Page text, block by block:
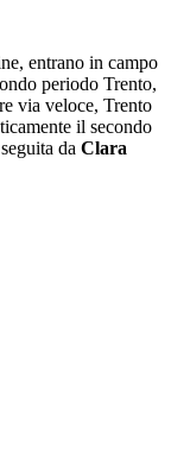
entrano in campo
periodo Trento,
via veloce, Trento
il secondo
da Clara